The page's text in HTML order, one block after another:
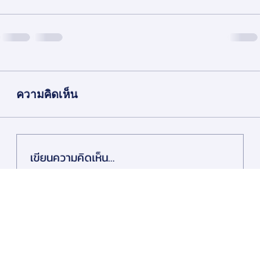
ความคิดเห็น
เขียนความคิดเห็น…